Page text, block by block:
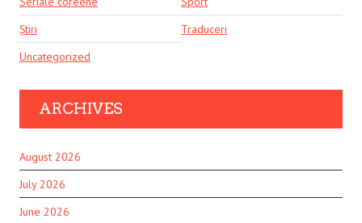
Știri
Traduceri
Uncategorized
ARCHIVES
August 2026
July 2026
June 2026